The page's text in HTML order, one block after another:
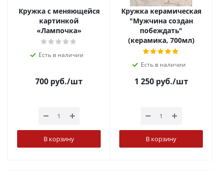
Кружка с меняющейся
картинкой
«Лампочка»
Есть в наличии
700 руб./шт
В корзину
Кружка керамическая
"Мужчина создан
побеждать"
(керамика, 700мл)
Есть в наличии
1 250руб./шт
В корзину